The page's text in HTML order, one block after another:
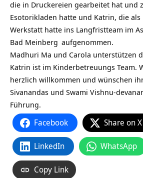
die in Druckereien gearbeitet hat und
Esotorikladen hatte und Katrin, die
Werkstatt hatte ins Langfristteam im
Bad Meinberg aufgenommen.
Madhuri Ma und Carola unterstützen
Katrin ist im Kinderbetreuungs Team.
herzlich willkommen und wünschen
Sivanandas und Swami Vishnu-
Führung.
Facebook Share on X
LinkedIn WhatsApp
Copy Link